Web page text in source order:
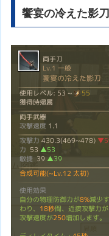
饗宴の冷えた影刀